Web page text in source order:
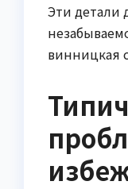
Эти детали
винницкая